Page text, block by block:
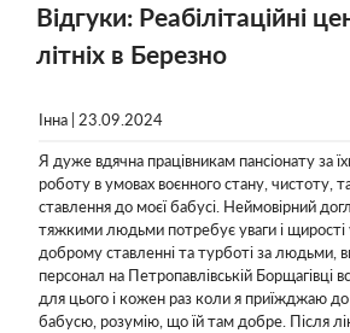
Відгуки: Реабілітаційні
літніх в Березно
Інна | 23.09.2024
Я дуже вдячна працівникам пансіонату за
роботу в умовах воєнного стану, чистоту,
ставлення до моєї бабусі. Неймовірний
тяжкими людьми потребує уваги і щирості
доброму ставленні та турботі за людьми,
персонал на Петропавлівській Борщагівці
для цього і кожен раз коли я приїжджаю до
бабусю, розумію, що їй там добре. Після